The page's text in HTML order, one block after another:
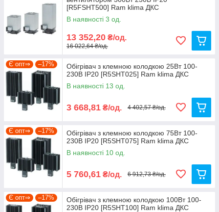
[R5FSHT500] Ram klima ДКС
В наявності 3 од.
13 352,20 ₴/од.
16 022,64 ₴/од.
Є опт⇒ –17%
Обігрівач з клемною колодкою 25Вт 100-
230В ІР20 [R5SHT025] Ram klima ДКС
В наявності 13 од.
3 668,81 ₴/од. 4 402,57 ₴/од.
Є опт⇒ –17%
Обігрівач з клемною колодкою 75Вт 100-
230В ІР20 [R5SHT075] Ram klima ДКС
В наявності 10 од.
5 760,61 ₴/од. 6 912,73 ₴/од.
Є опт⇒ –17%
Обігрівач з клемною колодкою 100Вт 100-
230В ІР20 [R5SHT100] Ram klima ДКС